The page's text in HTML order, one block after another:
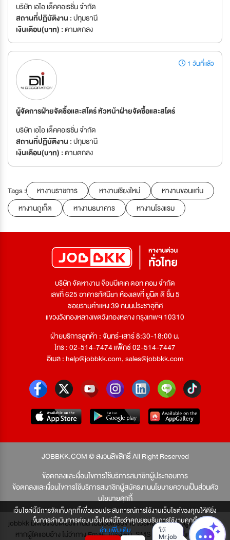
เว็บไซต์นี้มีการจัดเก็บคุกกี้เพื่อมอบประสบการณ์การใช้งานเว็บไซต์ของคุณให้ดียิ่ง
ขึ้นการดำเนินการต่อบนเว็บไซต์นี้ถือว่าคุณยอมรับการใช้งานคุกกี้
อ่านเพิ่มเติม
บริษัท เอไอ เด็คคอเรชั่น จำกัด
สถานที่ปฏิบัติงาน :ปทุมธานี
เงินเดือน(บาท) :ตามตกลง
1 วันที่แล้ว
ผู้จัดการฝ่ายจัดซื้อและสโตร์ หัวหน้าฝ่ายจัดซื้อและสโตร์
บริษัท เอไอ เด็คคอเรชั่น จำกัด
สถานที่ปฏิบัติงาน :ปทุมธานี
เงินเดือน(บาท) :ตามตกลง
Tags : หางานราชการ หางานเชียงใหม่
หางานขอนแก่น
หางานภูเก็ต
หางานธนาคาร หางานโรงแรม
บริษัท จัดหางาน จ๊อบบีเคเค ดอท คอม จำกัด
เลขที่ 625 อาคารทัศนียา ห้องเลขที่ ยูนิต ดี ชั้น 5
ซอยรามคำแหง 39 ถนนประชาอุทิศ
แขวงวังทองหลางเขตวังทองหลาง กรุงเทพฯ 10310
ฝ่ายบริการลูกค้า : จันทร์-เสาร์ 8:30-18:00 น.
โทร : 02-514-7474 แฟ็กซ์ 02-514-7447
อีเมล :help@jobbkk.com,sales@jobbkk.com
JOBBKK.COM © สงวนลิขสิทธิ์ All Right Reserved
ข้อตกลงและเงื่อนไขการใช้บริการสมาชิกผู้ประกอบการ
ข้อตกลงและเงื่อนไขการใช้บริการสมาชิกผู้สมัครงานนโยบายความเป็นส่วนตัว
นโยบายคุกกี้
jobbkk มีเพียงเว็บเดียวเท่านั้น ไม่มีเว็บเครือข่าย โปรดอย่าหลงเชื่อผู้แอบอ้าง และ
หากผู้ใดแอบอ้าง ไม่ว่าทาง Email, โทรศัพท์, SMS หรือทางใดก็ตาม จะถูก